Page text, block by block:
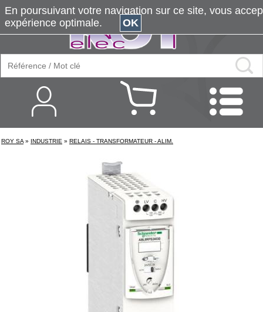
ROY SA » INDUSTRIE » RELAIS - TRANSFORMATEUR - ALIM.
En poursuivant votre navigation sur ce site, vous
expérience optimale.
OK